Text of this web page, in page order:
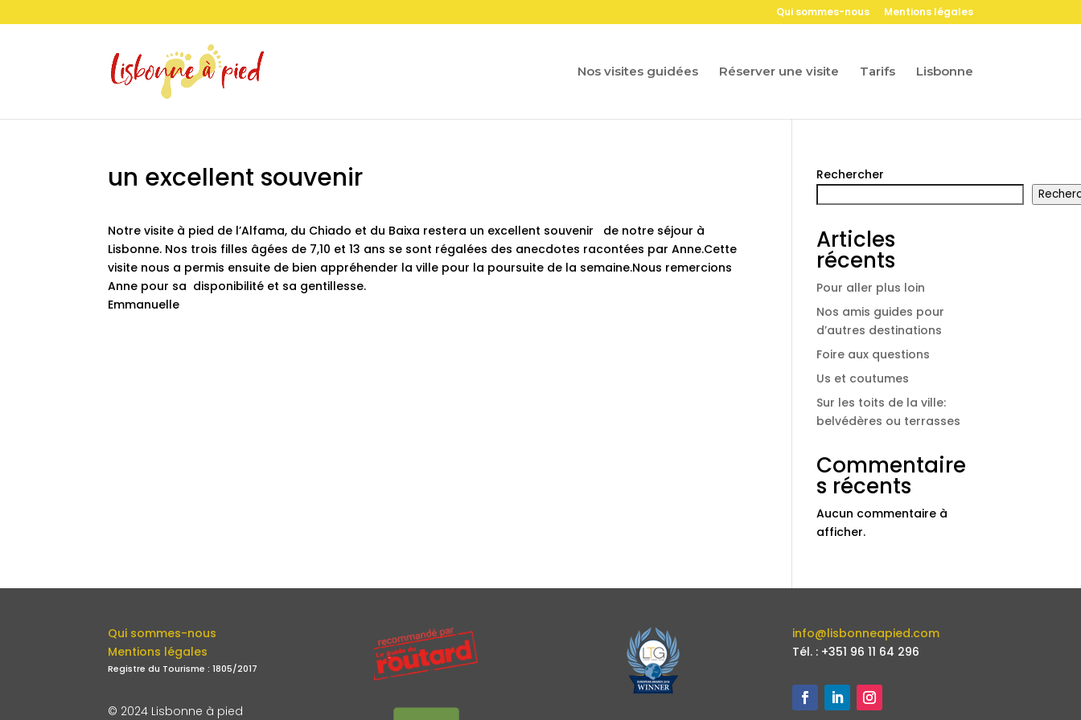
Qui sommes-nous Mentions légales
Nos visites guidées Réserver une visite Tarifs Lisbonne
un excellent souvenir
Notre visite à pied de l’Alfama, du Chiado et du Baixa restera un excellent souvenir de notre séjour à
Lisbonne. Nos trois filles âgées de 7,10 et 13 ans se sont régalées des anecdotes racontées par Anne.Cette
visite nous a permis ensuite de bien appréhender la ville pour la poursuite de la semaine.Nous remercions
Anne pour sa disponibilité et sa gentillesse.
Emmanuelle
Rechercher
Articles
récents
Pour aller plus loin
Nos amis guides pour
d’autres destinations
Foire aux questions
Us et coutumes
Sur les toits de la ville:
belvédères ou terrasses
Commentaire
s récents
Aucun commentaire à
afficher.
Qui sommes-nous
Mentions légales
Registre du Tourisme : 1805/2017
© 2024 Lisbonne à pied
info@lisbonneapied.com
Tél. : +351 96 11 64 296